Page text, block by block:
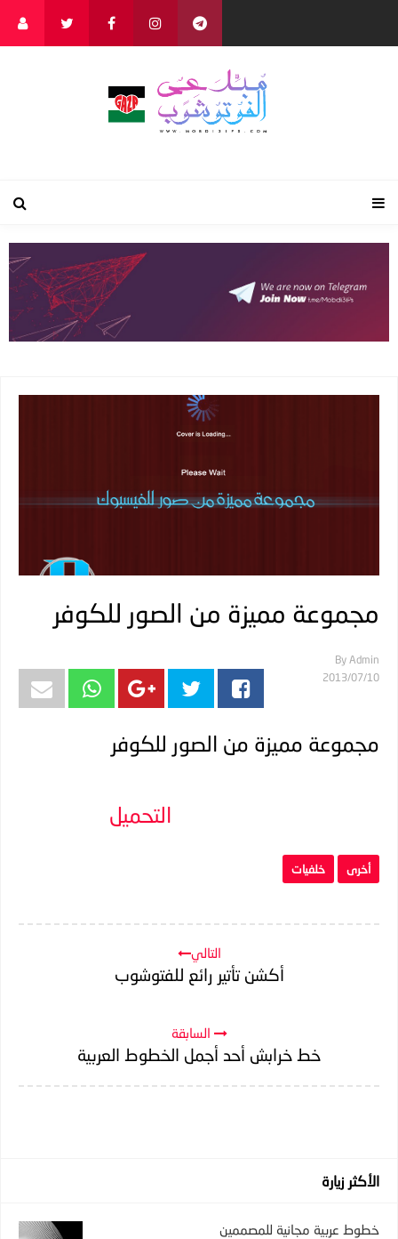
مجموعة مميزة من الصور للكوفر
By Admin
10‏/07‏/2013
مجموعة مميزة من الصور للكوفر
التحميل
أخرى خلفيات
التالي
أكشن تأتير رائع للفتوشوب
السابقة
خط خرابش أحد أجمل الخطوط العربية
الأكثر زيارة
خطوط عربية مجانية للمصممين